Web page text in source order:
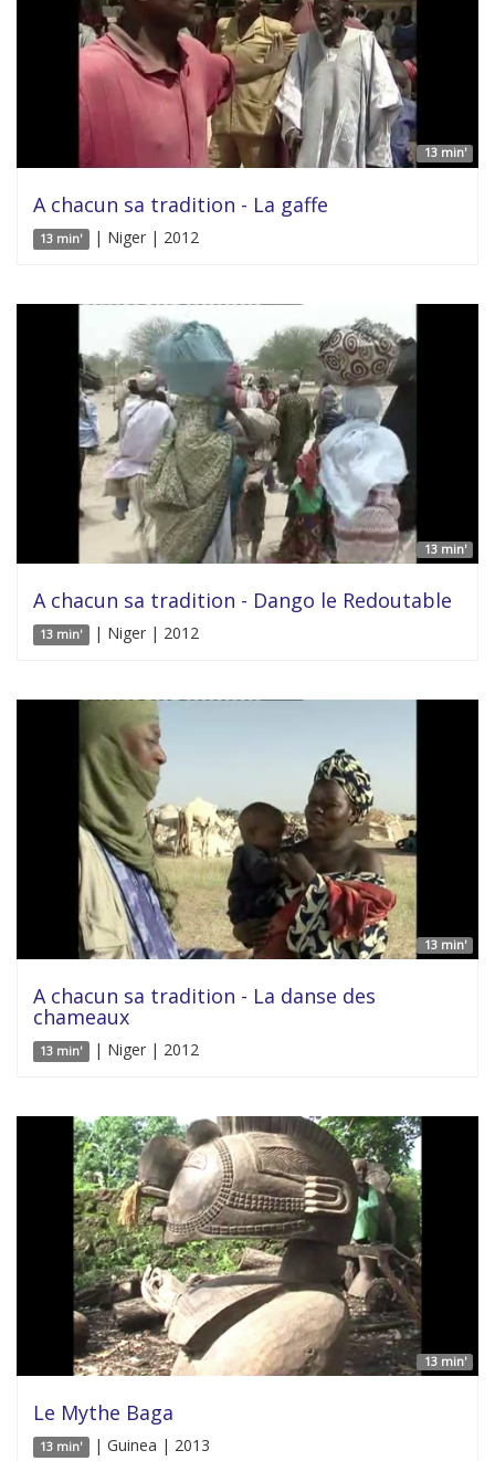
13 min'
A chacun sa tradition - La gaffe
13 min' | Niger | 2012
13 min'
A chacun sa tradition - Dango le Redoutable
13 min' | Niger | 2012
13 min'
A chacun sa tradition - La danse des
chameaux
13 min' | Niger | 2012
13 min'
Le Mythe Baga
13 min' | Guinea | 2013